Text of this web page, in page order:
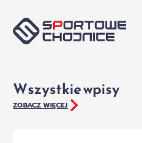
Wszystkie wpisy
ZOBACZ WIĘCEJ